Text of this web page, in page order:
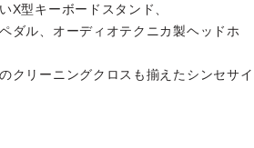
X型キーボードスタンド、
ダル、オーディオテクニカ製ヘッドホ
クリーニングクロスも揃えたシンセサイ